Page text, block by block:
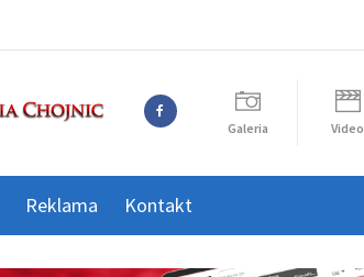
Galeria Video
Reklama Kontakt